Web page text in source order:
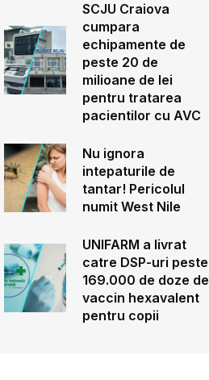
SCJU Craiova
cumpara
echipamente de
peste 20 de
milioane de lei
pentru tratarea
pacientilor cu AVC
Nu ignora
intepaturile de
tantar! Pericolul
numit West Nile
UNIFARM a livrat
catre DSP-uri peste
169.000 de doze de
vaccin hexavalent
pentru copii